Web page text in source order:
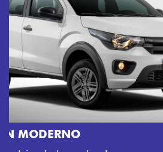
CINCO OPÇÕES DE CORES